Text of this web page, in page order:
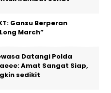
Datangi Polda
Amat Sangat Siap,
Kalinya, Dinas
Liar A.S. Tolak Petisi